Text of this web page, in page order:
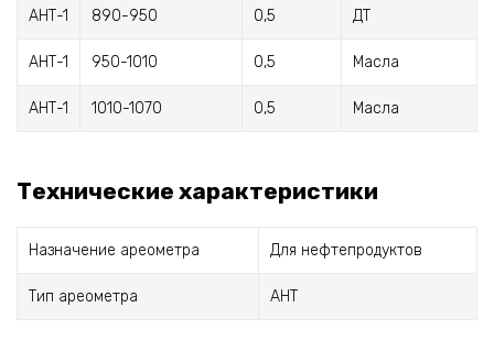
АНТ-1 890-950 0,5 ДТ
АНТ-1 950-1010 0,5 Масла
АНТ-1 1010-1070 0,5 Масла
Технические характеристики
Назначение ареометра Для нефтепродуктов
Тип ареометра АНТ